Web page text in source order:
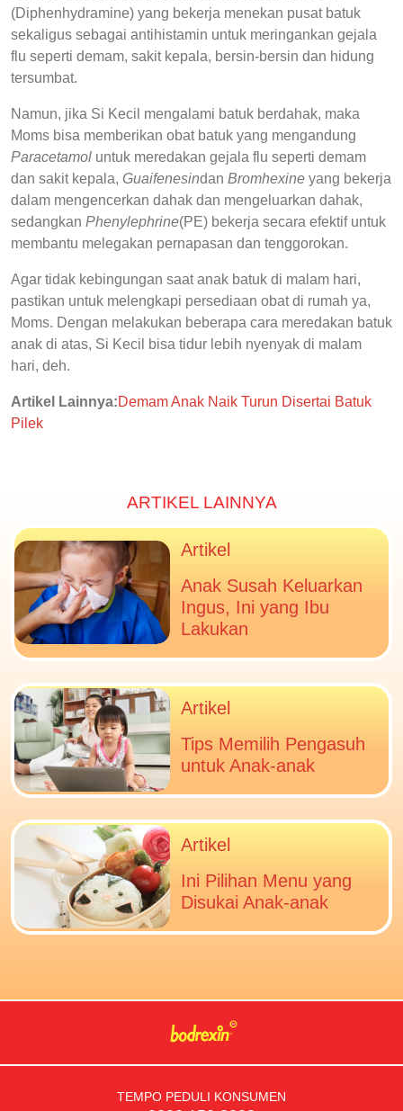
(Diphenhydramine) yang bekerja menekan pusat batuk
sekaligus sebagai antihistamin untuk meringankan gejala
flu seperti demam, sakit kepala, bersin-bersin dan hidung
tersumbat.
Namun, jika Si Kecil mengalami batuk berdahak, maka
Moms bisa memberikan obat batuk yang mengandung
Paracetamol untuk meredakan gejala flu seperti demam
dan sakit kepala, Guaifenesindan Bromhexine yang bekerja
dalam mengencerkan dahak dan mengeluarkan dahak,
sedangkan Phenylephrine(PE) bekerja secara efektif untuk
membantu melegakan pernapasan dan tenggorokan.
Agar tidak kebingungan saat anak batuk di malam hari,
pastikan untuk melengkapi persediaan obat di rumah ya,
Moms. Dengan melakukan beberapa cara meredakan batuk
anak di atas, Si Kecil bisa tidur lebih nyenyak di malam
hari, deh.
Artikel Lainnya:Demam Anak Naik Turun Disertai Batuk
Pilek
ARTIKEL LAINNYA
Artikel
Anak Susah Keluarkan
Ingus, Ini yang Ibu
Lakukan
Artikel
Tips Memilih Pengasuh
untuk Anak-anak
Artikel
Ini Pilihan Menu yang
Disukai Anak-anak
TEMPO PEDULI KONSUMEN